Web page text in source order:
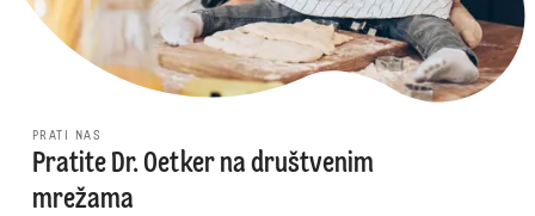
PRATI NAS
Pratite Dr. Oetker na društvenim
mrežama